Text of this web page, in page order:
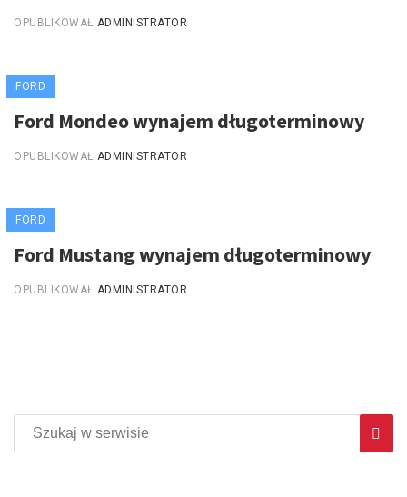
OPUBLIKOWAŁ ADMINISTRATOR
FORD
Ford Mondeo wynajem długoterminowy
OPUBLIKOWAŁ ADMINISTRATOR
FORD
Ford Mustang wynajem długoterminowy
OPUBLIKOWAŁ ADMINISTRATOR